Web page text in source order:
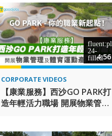
伍AI物理治療方案奪魁
4:56
CORPORATE VIDEOS
【康業服務】西沙GO PARK打
造年輕活力職場 開展物業管理